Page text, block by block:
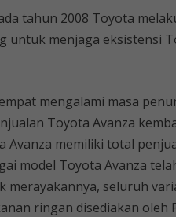
tahun 2008 Toyota
menjaga eksistensi
mengalami masa
Toyota Avanza
memiliki total
model Toyota Avanza
merayakannya, seluruh
ringan disediakan oleh